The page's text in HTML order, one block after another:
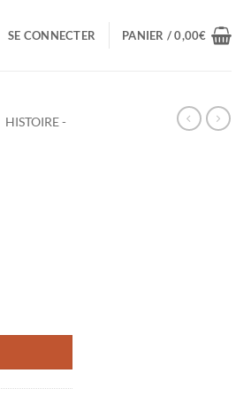
SE CONNECTER PANIER /0,00€
HISTOIRE -